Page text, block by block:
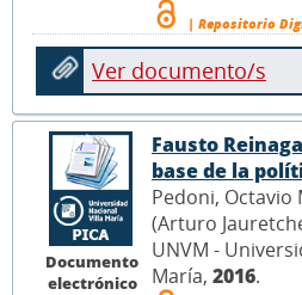
| Repositorio
Ver documento/s
Documento
electrónico
Fausto
base de la
Pedoni, Octavio
(Arturo
UNVM -
María, 2016.